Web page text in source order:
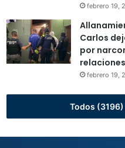
febrero 19,
Carlos
por
febrero 19,
Todos (3196)